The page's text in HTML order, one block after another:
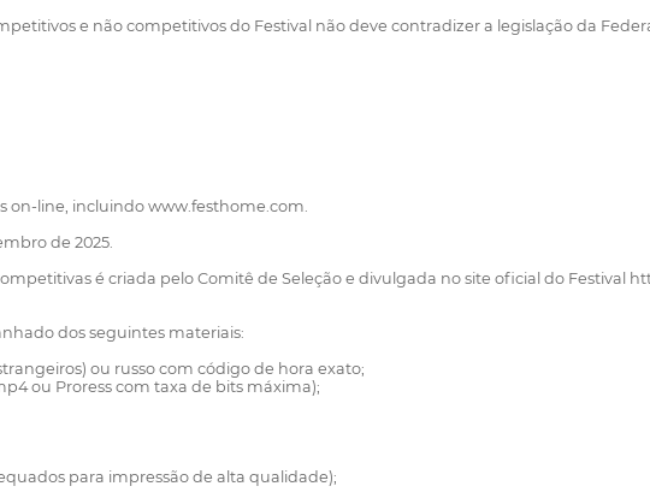
e não competitivos do Festival não deve contradizer a legislação da
on-line, incluindo www.festhome.com.
de 2025.
é criada pelo Comitê de Seleção e divulgada no site oficial do Festival
dos seguintes materiais:
ou russo com código de hora exato;
ou Proress com taxa de bits máxima);
para impressão de alta qualidade);